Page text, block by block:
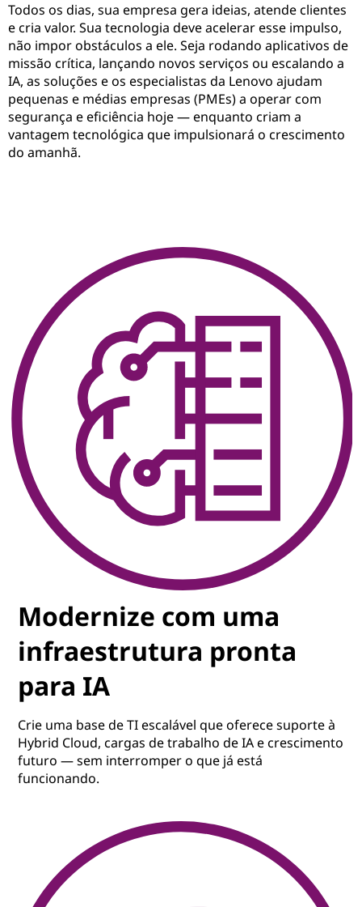
Todos os dias, sua empresa gera ideias, atende clientes
e cria valor. Sua tecnologia deve acelerar esse impulso,
não impor obstáculos a ele. Seja rodando aplicativos de
missão crítica, lançando novos serviços ou escalando a
IA, as soluções e os especialistas da Lenovo ajudam
pequenas e médias empresas (PMEs) a operar com
segurança e eficiência hoje — enquanto criam a
vantagem tecnológica que impulsionará o crescimento
do amanhã.
Modernize com uma
infraestrutura pronta
para IA
Crie uma base de TI escalável que oferece suporte à
Hybrid Cloud, cargas de trabalho de IA e crescimento
futuro — sem interromper o que já está
funcionando.